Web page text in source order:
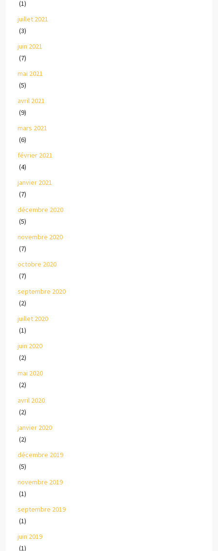
(1)
juillet 2021
(3)
juin 2021
(7)
mai 2021
(5)
avril 2021
(9)
mars 2021
(6)
février 2021
(4)
janvier 2021
(7)
décembre 2020
(5)
novembre 2020
(7)
octobre 2020
(7)
septembre 2020
(2)
juillet 2020
(1)
juin 2020
(2)
mai 2020
(2)
avril 2020
(2)
janvier 2020
(2)
décembre 2019
(5)
novembre 2019
(1)
septembre 2019
(1)
juin 2019
(1)